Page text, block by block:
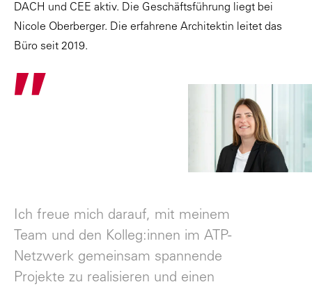
DACH und CEE aktiv. Die Geschäftsführung liegt bei
Nicole Oberberger. Die erfahrene Architektin leitet das
Büro seit 2019.
Ich freue mich darauf, mit meinem
Team und den Kolleg:innen im ATP-
Netzwerk gemeinsam spannende
Projekte zu realisieren und einen